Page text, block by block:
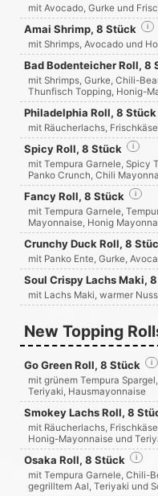
mit Avocado, Gurke und
Amai Shrimp, 8 Stück i
mit Shrimps, Avocado und
Bad Bodenteicher Roll, 8
mit Shrimps, Gurke, Chili-
Thunfisch Topping, Honig-
Philadelphia Roll, 8 Stück
mit Räucherlachs,
Spicy Roll, 8 Stück i
mit Tempura Garnele, Spicy
Panko Crunch, Chili
Fancy Roll, 8 Stück i
mit Tempura Garnele,
Mayonnaise, Honig
Crunchy Duck Roll, 8
mit Panko Ente, Gurke,
Soul Crispy Lachs Maki,
mit Lachs Maki, warmer
New Topping
Go Green Roll, 8 Stück i
mit grünem Tempura
Teriyaki, Hausmayonnaise
Smokey Lachs Roll, 8
mit Räucherlachs,
Honig-Mayonnaise und
Osaka Roll, 8 Stück i
mit Tempura Garnele, Chili-
gegrilltem Aal, Teriyaki und